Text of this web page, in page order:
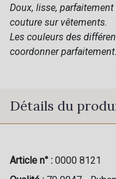
Doux, lisse,
couture sur vêtements.
Les couleurs des
coordonner parfaitement.
Détails du
Article n° : 0000 8121